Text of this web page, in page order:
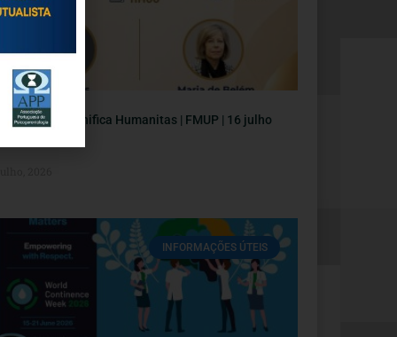
Magnifica Humanitas | FMUP | 16 julho
INFORMAÇÕES ÚTEIS